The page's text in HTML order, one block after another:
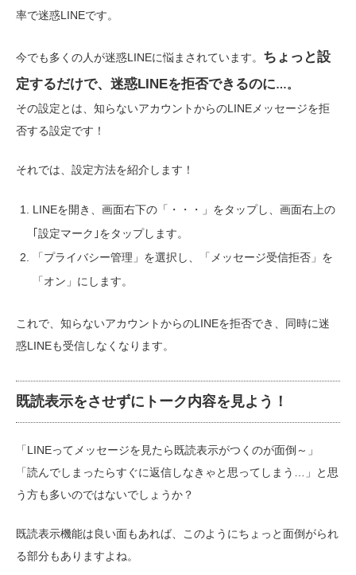
率で迷惑LINEです。
今でも多くの人が迷惑LINEに悩まされています。 ちょっと設
定するだけで、迷惑LINEを拒否できるのに…。
その設定とは、知らないアカウントからのLINEメッセージを拒
否する設定です！
それでは、設定方法を紹介します！
LINEを開き、画面右下の「・・・」をタップし、画面右上の
｢設定マーク｣をタップします。
「プライバシー管理」を選択し、「メッセージ受信拒否」を
「オン」にします。
これで、知らないアカウントからのLINEを拒否でき、同時に迷
惑LINEも受信しなくなります。
既読表示をさせずにトーク内容を見よう！
「LINEってメッセージを見たら既読表示がつくのが面倒～」
「読んでしまったらすぐに返信しなきゃと思ってしまう…」と思
う方も多いのではないでしょうか？
既読表示機能は良い面もあれば、このようにちょっと面倒がられ
る部分もありますよね。